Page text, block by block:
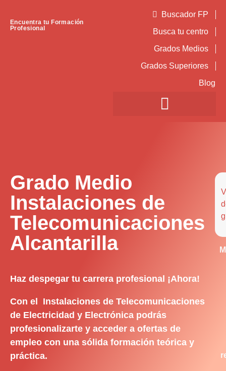
Encuentra tu Formación
Profesional
Buscador FP
Busca tu centro
Grados Medios
Grados Superiores
Blog
Grado Medio
Instalaciones de
Telecomunicaciones
Alcantarilla
Haz despegar tu carrera profesional ¡Ahora!
Con el Instalaciones de Telecomunicaciones
de Electricidad y Electrónica podrás
profesionalizarte y acceder a ofertas de
empleo con una sólida formación teórica y
práctica.